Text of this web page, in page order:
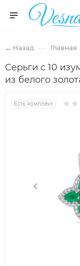
← Назад — Главная
Серьги с 10
из белого
Есть комплект